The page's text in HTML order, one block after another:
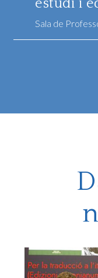
estudi i
Sala de